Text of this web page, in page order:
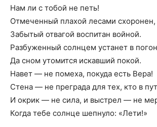
Нам ли с тобой не петь!
Отмеченный плахой лесами схоронен,
Забытый отвагой воспитан войной.
Разбуженный солнцем устанет в
Да сном утомится искавший покой.
Навет — не помеха, покуда есть Вера!
Стена — не преграда для тех, кто в
И окрик — не сила, и выстрел — не
Когда тебе солнце шепнуло: «Лети!»